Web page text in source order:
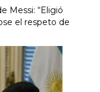
Messi: “Eligió
el respeto de